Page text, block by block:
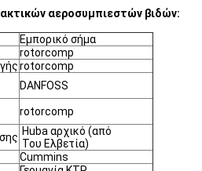
αεροσυμπιεστών βιδών:
Εμπορικό σήμα
rotorcomp
rotorcomp
DANFOSS
rotorcomp
Huba αρχικό (από
Του Ελβετία)
Cummins